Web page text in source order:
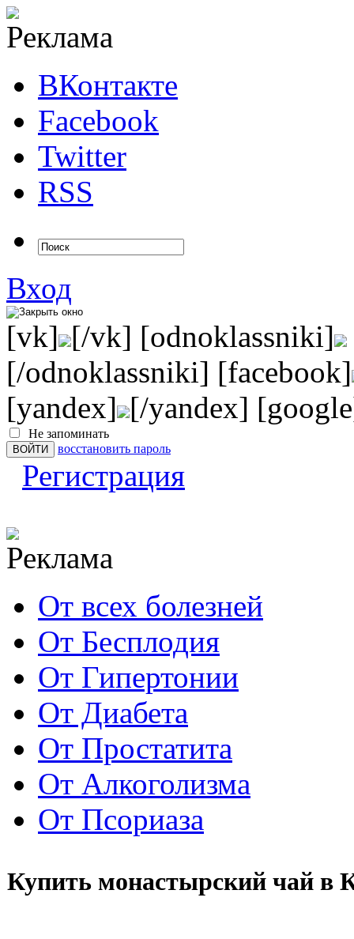
ВКонтакте
Facebook
Twitter
RSS
Вход
[vk] [/vk] [odnoklassniki]
[/odnoklassniki] [facebook]
[yandex] [/yandex]
Не запоминать
восстановить пароль
Регистрация
От всех болезней
От Бесплодия
От Гипертонии
От Диабета
От Простатита
От Алкоголизма
От Псориаза
Купить монастырский чай в